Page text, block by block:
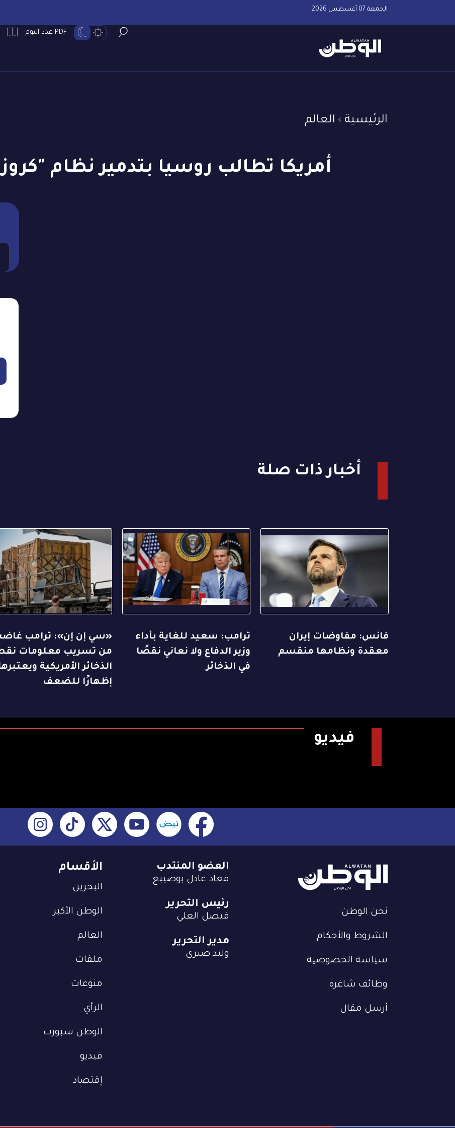
الجمعة 07 أغسطس 2026
PDF عدد اليوم
الرئيسية العالم
أمريكا تطالب روسيا بتدمير نظام
أخبار ذات صلة
فانس: مفاوضات إيران
معقدة ونظامها منقسم
ترامب: سعيد للغاية بأداء
وزير الدفاع ولا نعاني نقصًا
في الذخائر
«سي إن إن»: ترامب
من تسريب معلومات
الذخائر الأمريكية
إظهارًا للضعف
فيديو
نحن الوطن
الشروط والأحكام
سياسة الخصوصية
وظائف شاغرة
أرسل مقال
الأقسام
البحرين
الوطن الأكبر
العالم
ملفات
منوعات
الرأي
الوطن سبورت
فيديو
إقتصاد
العضو المنتدب
معاذ عادل بوصيبع
رئيس التحرير
فيصل العلي
مدير التحرير
وليد صبري